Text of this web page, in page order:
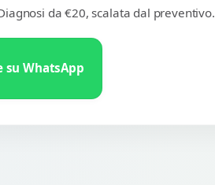
da €20, scalata dal preventivo.
su WhatsApp